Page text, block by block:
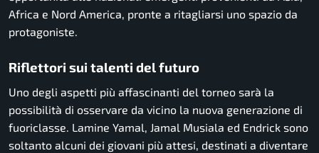
Africa e Nord America, pronte a ritagliarsi uno spazio da
protagoniste.
Riflettori sui talenti del futuro
Uno degli aspetti più affascinanti del torneo sarà la
possibilità di osservare da vicino la nuova generazione di
fuoriclasse. Lamine Yamal, Jamal Musiala ed Endrick sono
soltanto alcuni dei giovani più attesi, destinati a diventare